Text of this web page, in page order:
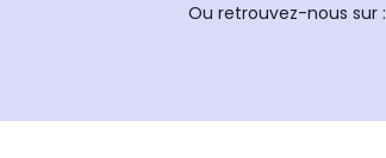
Ou retrouvez-nous sur :